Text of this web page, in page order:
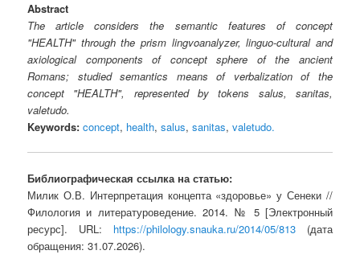
Abstract
The article considers the semantic features of concept
"HEALTH" through the prism lingvoanalyzer, linguo-cultural and
axiological components of concept sphere of the ancient
Romans; studied semantics means of verbalization of the
concept "HEALTH", represented by tokens salus, sanitas,
valetudo.
Keywords: concept, health,salus,sanitas,valetudo.
Библиографическая ссылка на статью:
Милик О.В. Интерпретация концепта «здоровье» у Сенеки //
Филология и литературоведение. 2014. № 5 [Электронный
ресурс]. URL: https://philology.snauka.ru/2014/05/813(дата
обращения: 31.07.2026).